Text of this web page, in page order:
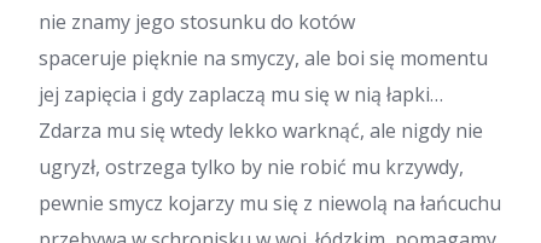
nie znamy jego stosunku do kotów
spaceruje pięknie na smyczy, ale boi się momentu
jej zapięcia i gdy zaplaczą mu się w nią łapki…
Zdarza mu się wtedy lekko warknąć, ale nigdy nie
ugryzł, ostrzega tylko by nie robić mu krzywdy,
pewnie smycz kojarzy mu się z niewolą na łańcuchu